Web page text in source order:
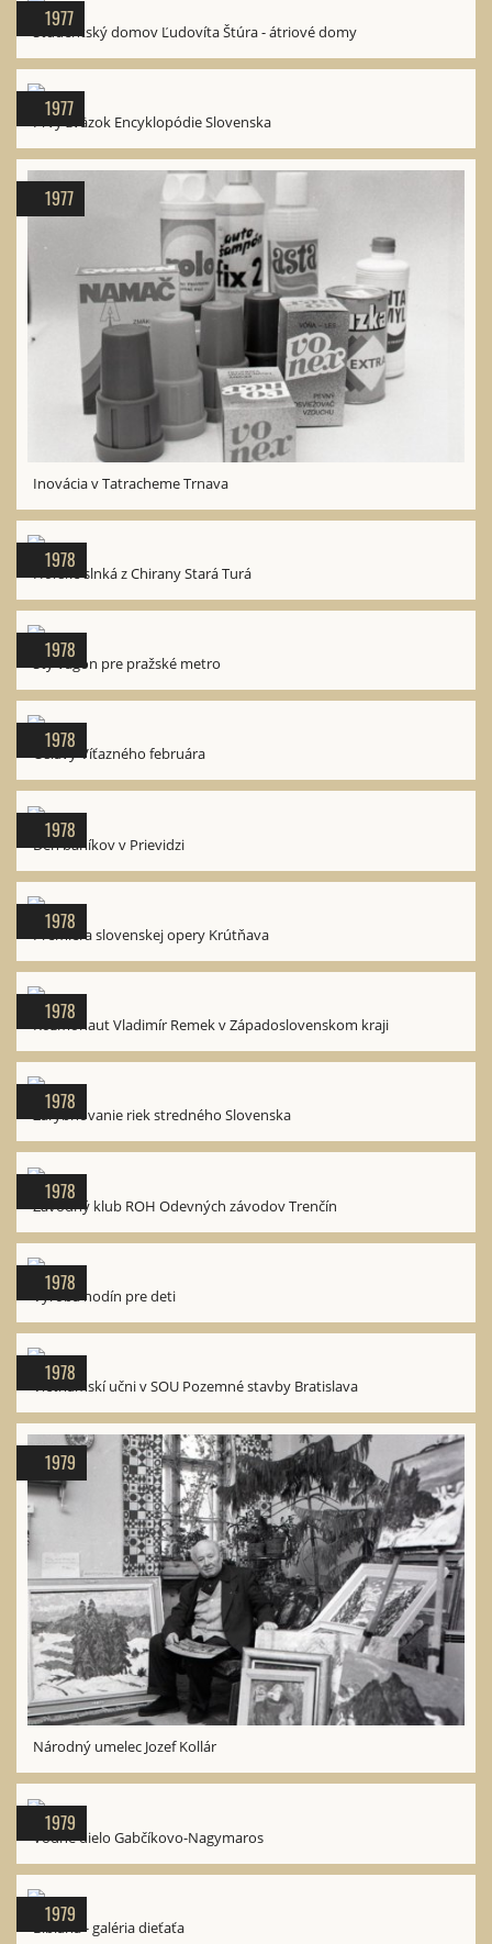
1977
Študentský domov Ľudovíta Štúra - átriové domy
1977
Prvý zväzok Encyklopódie Slovenska
1977
Inovácia v Tatracheme Trnava
1978
Horské slnká z Chirany Stará Turá
1978
Stý vagón pre pražské metro
1978
Oslavy Víťazného februára
1978
Deň baníkov v Prievidzi
1978
Premiéra slovenskej opery Krútňava
1978
Kozmonaut Vladimír Remek v Západoslovenskom kraji
1978
Zarybňovanie riek stredného Slovenska
1978
Závodný klub ROH Odevných závodov Trenčín
1978
Výroba hodín pre deti
1978
Vietnamskí učni v SOU Pozemné stavby Bratislava
1979
Národný umelec Jozef Kollár
1979
Vodné dielo Gabčíkovo-Nagymaros
1979
Bibiana - galéria dieťaťa